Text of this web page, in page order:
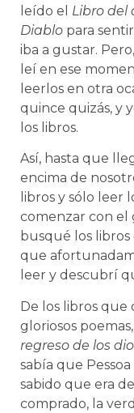
leído el Libro del
Diablo para
iba a gustar.
leí en ese
leerlos en otra
quince quizás, y
los libros.
Así, hasta que
encima de
libros y sólo leer
comenzar con el
busqué los
que
leer y descubrí
De los libros que
gloriosos
regreso de los
sabía que
sabido que era
comprado, la